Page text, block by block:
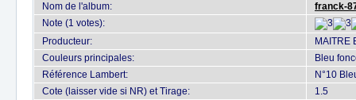
Nom de l'album:
franck-
Note (1 votes):
Producteur:
MAITRE
Couleurs principales:
Bleu
Référence Lambert:
N°10
Cote (laisser vide si NR) et Tirage:
1.5